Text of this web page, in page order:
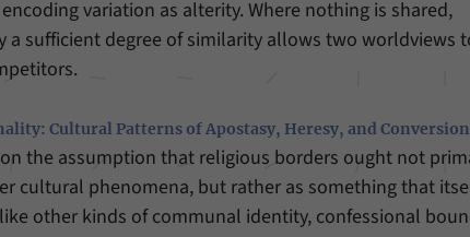
variation as alterity. Where nothing is shared,
a sufficient degree of similarity allows two worldviews
Cultural Patterns of Apostasy, Heresy, and
the assumption that religious borders ought not
cultural phenomena, but rather as something that
other kinds of communal identity, confessional
_pk_ses
Laufzeit
Zweck
Mit diesem Cookie können wir für kurze Zeit Daten
über den aktuellen Aufenthalt von Besuchern auf